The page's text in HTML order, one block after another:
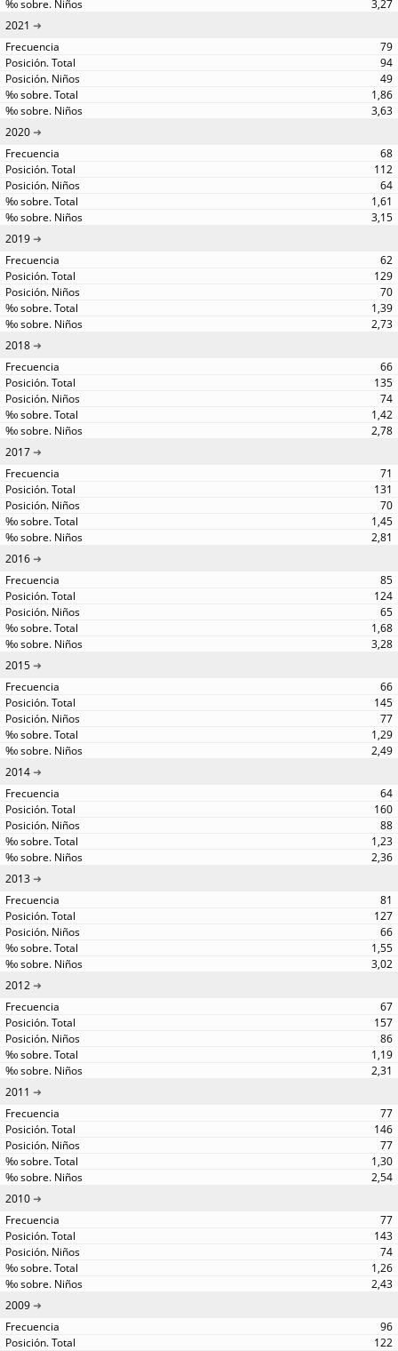
3,27
2021
79
94
49
1,86
3,63
2020
68
112
64
1,61
3,15
2019
62
129
70
1,39
2,73
2018
66
135
74
1,42
2,78
2017
71
131
70
1,45
2,81
2016
85
124
65
1,68
3,28
2015
66
145
77
1,29
2,49
2014
64
160
88
1,23
2,36
2013
81
127
66
1,55
3,02
2012
67
157
86
1,19
2,31
2011
77
146
77
1,30
2,54
2010
77
143
74
1,26
2,43
2009
96
122